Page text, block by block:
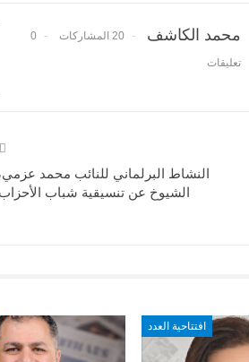
محمد الكاشف 20 المشاركات 0
تعليقات
النشاط البرلماني للنائب محمد
الشيوخ عن تنسيقية شباب
افتتاحية العدد